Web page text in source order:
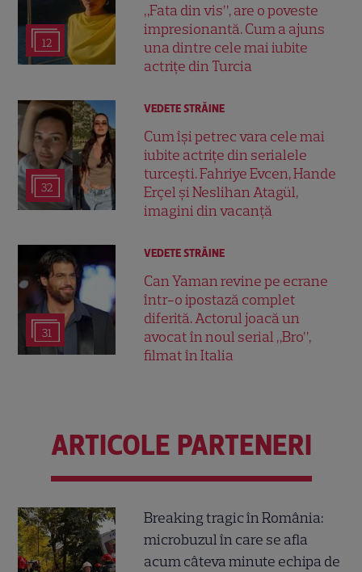
12
„Fata din vis”, are o poveste
impresionantă. Cum a ajuns
una dintre cele mai iubite
actrițe din Turcia
32
VEDETE STRĂINE
Cum își petrec vara cele mai
iubite actrițe din serialele
turcești. Fahriye Evcen, Hande
Erçel și Neslihan Atagül,
imagini din vacanță
31
VEDETE STRĂINE
Can Yaman revine pe ecrane
într-o ipostază complet
diferită. Actorul joacă un
avocat în noul serial „Bro”,
filmat în Italia
ARTICOLE PARTENERI
Breaking tragic în România:
microbuzul în care se afla
acum câteva minute echipa de